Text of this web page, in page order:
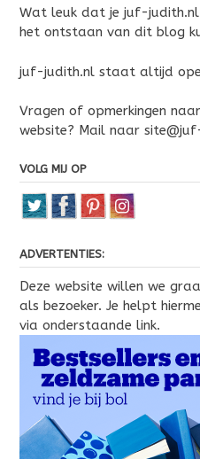
Wat leuk dat je juf-judith.nl
het ontstaan van dit blog
juf-judith.nl staat altijd
Vragen of opmerkingen
website? Mail naar
VOLG MIJ OP
ADVERTENTIES:
Deze website willen we
als bezoeker. Je helpt
via onderstaande link.